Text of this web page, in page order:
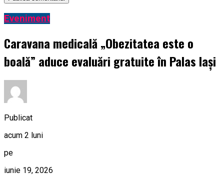
Eveniment
Caravana medicală „Obezitatea este o
boală” aduce evaluări gratuite în Palas Iași
Publicat
acum 2 luni
pe
iunie 19, 2026